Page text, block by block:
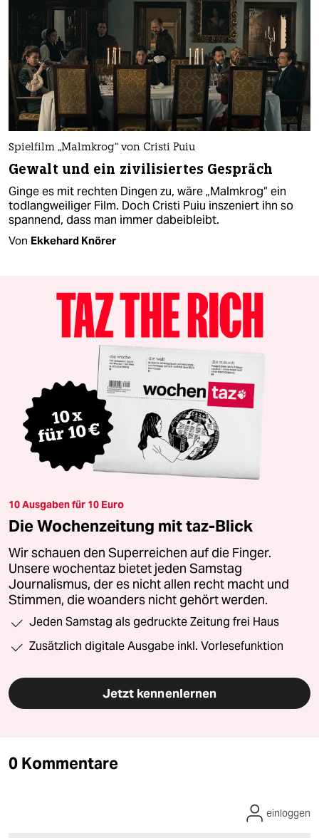
Spielfilm „Malmkrog“ von Cristi Puiu
Gewalt und ein zivilisiertes Gespräch
Ginge es mit rechten Dingen zu, wäre „Malmkrog“ ein
todlangweiliger Film. Doch Cristi Puiu inszeniert ihn so
spannend, dass man immer dabeibleibt.
Von Ekkehard Knörer
10 Ausgaben für 10 Euro
Die Wochenzeitung mit taz-Blick
Wir schauen den Superreichen auf die Finger.
Unsere wochentaz bietet jeden Samstag
Journalismus, der es nicht allen recht macht und
Stimmen, die woanders nicht gehört werden.
Jeden Samstag als gedruckte Zeitung frei Haus
Zusätzlich digitale Ausgabe inkl. Vorlesefunktion
Jetzt kennenlernen
0 Kommentare
einloggen